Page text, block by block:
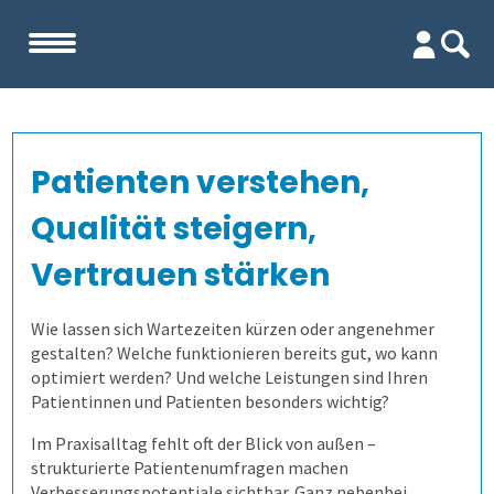
Unternehmen
Team
Kennenlernen
Referenzen
Evaluation
Lehrevaluation
Kursevaluation
Wer erfährt was, und wie?
Auswertungen direkt abrufen
Wie finden wir die Antworten?
Prüfungsprozess
1. Aufgaben verwalten
Befragungen
Befragung mit QuestorPro
Patienten verstehen,
Qualität steigern,
Vertrauen stärken
Wie lassen sich Wartezeiten kürzen oder angenehmer
gestalten? Welche funktionieren bereits gut, wo kann
optimiert werden? Und welche Leistungen sind Ihren
Patientinnen und Patienten besonders wichtig?
Im Praxisalltag fehlt oft der Blick von außen –
strukturierte Patientenumfragen machen